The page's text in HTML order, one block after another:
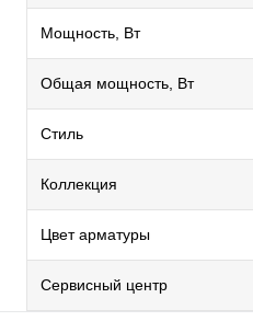
Мощность, Вт
Общая мощность, Вт
Стиль
Коллекция
Цвет арматуры
Сервисный центр